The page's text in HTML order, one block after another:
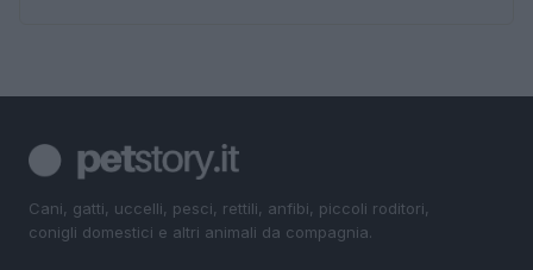
Cani, gatti, uccelli, pesci, rettili, anfibi, piccoli roditori,
conigli domestici e altri animali da compagnia.